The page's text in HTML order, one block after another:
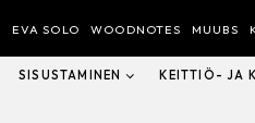
EVA SOLO WOODNOTES MUUBS
SISUSTAMINEN KEITTIÖ- JA